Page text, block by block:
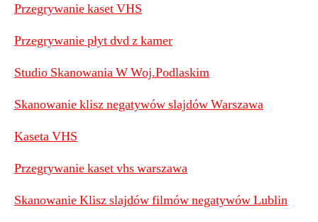
Przegrywanie kaset VHS
Przegrywanie płyt dvd z kamer
Studio Skanowania W Woj.Podlaskim
Skanowanie klisz negatywów slajdów Warszawa
Kaseta VHS
Przegrywanie kaset vhs warszawa
Skanowanie Klisz slajdów filmów negatywów Lublin